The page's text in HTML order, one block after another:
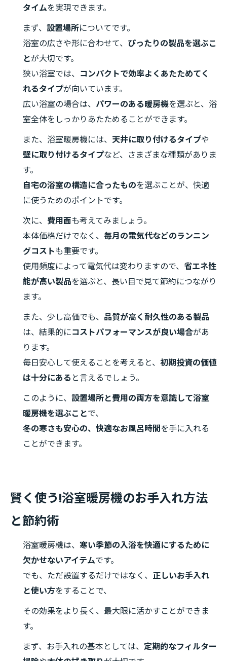
タイムを実現できます。
まず、 設置場所についてです。
浴室の広さや形に合わせて、 ぴったりの製品を選ぶこ
とが大切です。
狭い浴室では、
コンパクトで効率よくあたためてく
れるタイプが向いています。
広い浴室の場合は、 パワーのある暖房機を選ぶと、浴
室全体をしっかりあたためることができます。
また、浴室暖房機には、 天井に取り付けるタイプや
壁に取り付けるタイプなど、さまざまな種類がありま
す。
自宅の浴室の構造に合ったものを選ぶことが、快適
に使うためのポイントです。
次に、 費用面も考えてみましょう。
本体価格だけでなく、 毎月の電気代などのランニン
グコストも重要です。
使用頻度によって電気代は変わりますので、 省エネ性
能が高い製品を選ぶと、長い目で見て節約につながり
ます。
また、少し高価でも、 品質が高く耐久性のある製品
は、結果的にコストパフォーマンスが良い場合があ
ります。
毎日安心して使えることを考えると、 初期投資の価値
は十分にある と言えるでしょう。
このように、 設置場所と費用の両方を意識して浴室
暖房機を選ぶことで、
冬の寒さも安心の、快適なお風呂時間 を手に入れる
ことができます。
賢く使う!浴室暖房機のお手入れ方法
と節約術
浴室暖房機は、 寒い季節の入浴を快適にするために
欠かせないアイテムです。
でも、ただ設置するだけではなく、 正しいお手入れ
と使い方をすることで、
その効果をより長く、最大限に活かすことができま
す。
まず、お手入れの基本としては、 定期的なフィルター